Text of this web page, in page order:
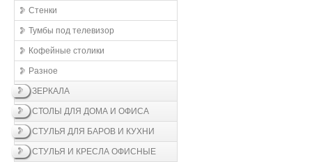
Стенки
Тумбы под телевизор
Кофейные столики
Разное
ЗЕРКАЛА
СТОЛЫ ДЛЯ ДОМА И ОФИСА
СТУЛЬЯ ДЛЯ БАРОВ И КУХНИ
СТУЛЬЯ И КРЕСЛА ОФИСНЫЕ